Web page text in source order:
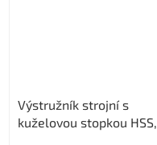
Výstružník strojní s
kuželovou stopkou HSS,